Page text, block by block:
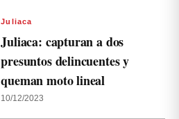
Juliaca
Juliaca: capturan a dos
presuntos delincuentes y
queman moto lineal
10/12/2023